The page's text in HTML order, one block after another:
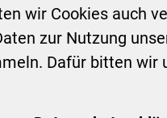
wir Cookies auch
zur Nutzung
Dafür bitten wir
Uhr
Uhr